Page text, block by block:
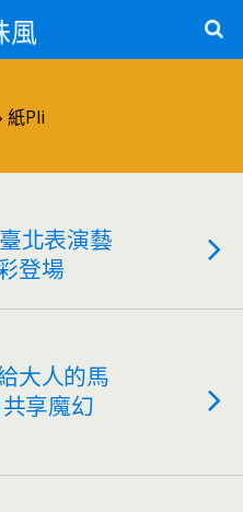
風
紙Pli
北表演藝
登場
大人的馬
享魔幻